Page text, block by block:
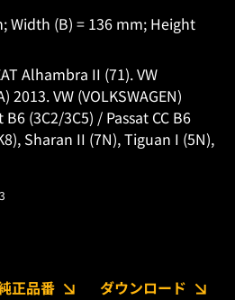
Width (B) = 136 mm; Height
Alhambra II (71). VW
2013. VW (VOLKSWAGEN)
(3C2/3C5) / Passat CC B6
Sharan II (7N), Tiguan I (5N),
正品番 ダウンロード